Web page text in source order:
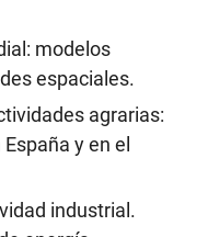
modelos
espaciales.
agrarias:
y en el
industrial.